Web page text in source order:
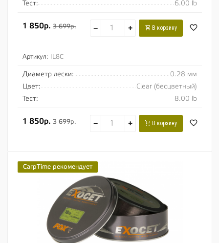
Тест:
6.00 lb
1 850р. 3 699р. − + В корзину
Артикул: IL8C
Диаметр лески:
0.28 мм
Цвет:
Clear (бесцветный)
Тест:
8.00 lb
1 850р. 3 699р. − + В корзину
CarpTime рекомендует